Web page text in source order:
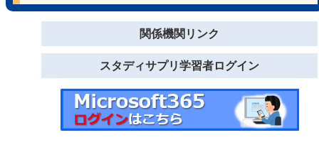
関係機関リンク
スタディサプリ学習者ログイン